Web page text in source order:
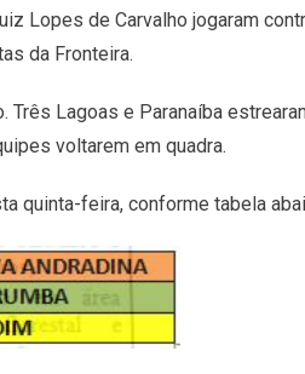
Lopes de Carvalho jogaram
da Fronteira.
Lagoas e Paranaíba
voltarem em quadra.
quinta-feira, conforme tabela